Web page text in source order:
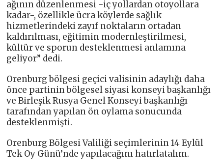
ağının düzenlenmesi -iç yollardan otoyollara
kadar-, özellikle ücra köylerde sağlık
hizmetlerindeki zayıf noktaların ortadan
kaldırılması, eğitimin modernleştirilmesi,
kültür ve sporun desteklenmesi anlamına
geliyor” dedi.
Orenburg bölgesi geçici valisinin adaylığı daha
önce partinin bölgesel siyasi konseyi başkanlığı
ve Birleşik Rusya Genel Konseyi başkanlığı
tarafından yapılan ön oylama sonucunda
desteklenmişti.
Orenburg Bölgesi Valiliği seçimlerinin 14 Eylül
Tek Oy Günü’nde yapılacağını hatırlatalım.